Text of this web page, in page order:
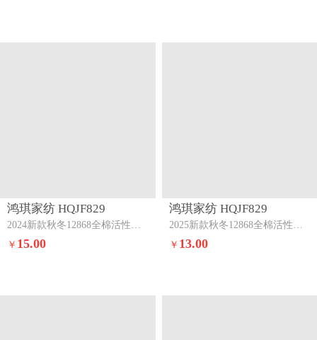
鸿琪家纺 HQJF829
￥ 15.00
鸿琪家纺 HQJF829
￥ 13.00